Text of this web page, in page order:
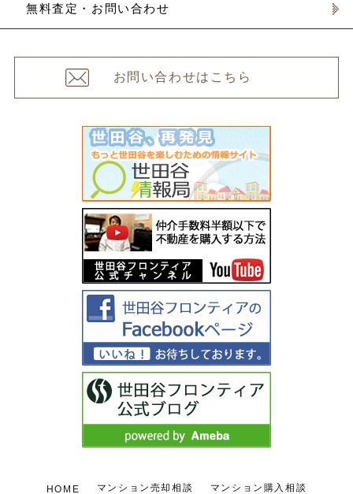
無料査定・お問い合わせ
お問い合わせはこちら
HOME マンション売却相談 マンション購入相談